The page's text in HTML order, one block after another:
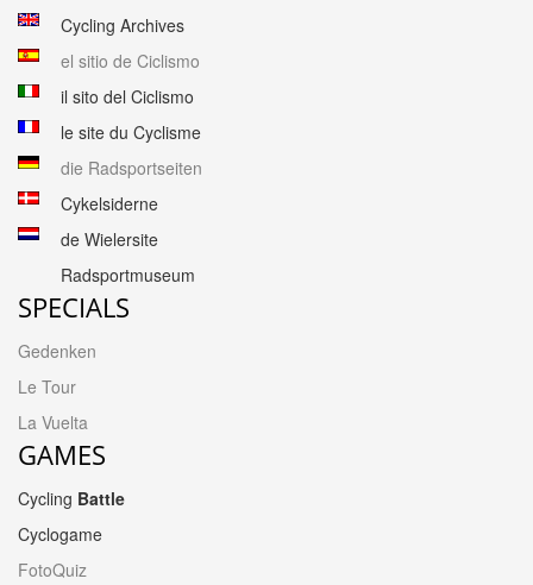
Cycling Archives
el sitio de Ciclismo
il sito del Ciclismo
le site du Cyclisme
die Radsportseiten
Cykelsiderne
de Wielersite
Radsportmuseum
SPECIALS
Gedenken
Le Tour
La Vuelta
GAMES
Cycling Battle
Cyclogame
FotoQuiz